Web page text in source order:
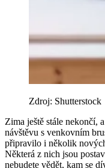
Zdroj: Shutterstock
Zima ještě stále nekončí,
návštěvu s venkovním
připravilo i několik
Některá z nich jsou
nebudete vědět, kam se